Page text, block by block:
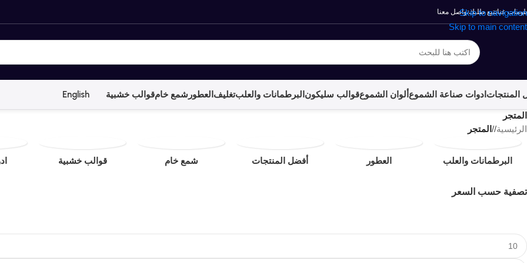
Skip to navigation
Skip to main content
عناتتبع طلبكتواصل معنا
المنتجات ادوات صناعة الشموعألوان الشموعقوالب سليكون البرطمانات والعلبتغليف العطور شمع خامقوالب خشبية English
المتجر
الرئيسية/ المتجر
البرطمانات والعلب العطور أفضل المنتجات شمع خام قوالب خشبية
تصفية حسب السعر